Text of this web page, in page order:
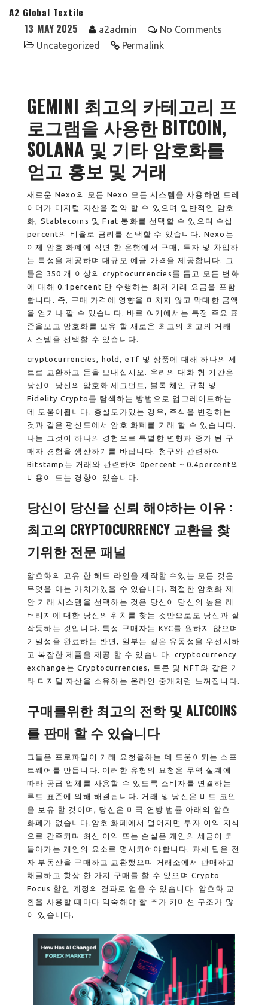
A2 Global Textile
13 MAY 2025 a2admin
No Comments
Uncategorized
Permalink
GEMINI 최고의 카테고리 프
로그램을 사용한 BITCOIN,
SOLANA 및 기타 암호화를
얻고 홍보 및 거래
새로운 Nexo의 모든 Nexo 모든 시스템을 사용하면 트레
이더가 디지털 자산을 절약 할 수 있으며 일반적인 암호
화, Stablecoins 및 Fiat 통화를 선택할 수 있으며 수십
percent의 비율로 금리를 선택할 수 있습니다. Nexo는
이제 암호 화폐에 직면 한 은행에서 구매, 투자 및 차입하
는 특성을 제공하며 대규모 예금 가격을 제공합니다. 그
들은 350 개 이상의 cryptocurrencies를 돕고 모든 변화
에 대해 0.1percent 만 수행하는 최저 거래 요금을 포함
합니다. 즉, 구매 가격에 영향을 미치지 않고 막대한 금액
을 얻거나 팔 수 있습니다. 바로 여기에서는 특정 주요 표
준을보고 암호화를 보유 할 새로운 최고의 최고의 거래
시스템을 선택할 수 있습니다.
cryptocurrencies, hold, eTf 및 상품에 대해 하나의 세
트로 교환하고 돈을 보내십시오. 우리의 대화 형 기간은
당신이 당신의 암호화 세그먼트, 블록 체인 규칙 및
Fidelity Crypto를 탐색하는 방법으로 업그레이드하는
데 도움이됩니다. 충실도가있는 경우, 주식을 변경하는
것과 같은 평신도에서 암호 화폐를 거래 할 수 있습니다.
나는 그것이 하나의 경험으로 특별한 변형과 ​​증가 된 구
매자 경험을 생산하기를 바랍니다. 청구와 관련하여
Bitstamp는 거래와 관련하여 0percent ~ 0.4percent의
비용이 드는 경향이 있습니다.
당신이 당신을 신뢰 해야하는 이유 :
최고의 CRYPTOCURRENCY 교환을 찾
기위한 전문 패널
암호화의 고유 한 헤드 라인을 제작할 수있는 모든 것은
무엇을 아는 가치가있을 수 있습니다. 적절한 암호화 제
안 거래 시스템을 선택하는 것은 당신이 당신의 높은 레
버리지에 대한 당신의 위치를 ​​찾는 것만으로도 당신과 잘
작동하는 것입니다. 특정 구매자는 KYC를 원하지 않으며
기밀성을 완료하는 반면, 일부는 깊은 유동성을 우선시하
고 복잡한 제품을 제공 할 수 있습니다. cryptocurrency
exchange는 Cryptocurrencies, 토큰 및 NFT와 같은 기
타 디지털 자산을 소유하는 온라인 중개처럼 느껴집니다.
구매를위한 최고의 전학 및 ALTCOINS
를 판매 할 수 있습니다
그들은 프로파일이 거래 요청을하는 데 도움이되는 소프
트웨어를 만듭니다. 이러한 유형의 요청은 무역 설계에
따라 공급 업체를 사용할 수 있도록 소비자를 연결하는
루트 표준에 의해 해결됩니다. 거래 및 당신은 비트 코인
을 보유 할 것이며, 당신은 미국 연방 법률 아래의 암호
화폐가 없습니다.암호 화폐에서 멀어지면 투자 이익 지식
으로 간주되며 최신 이익 또는 손실은 개인의 세금이 되
돌아가는 개인의 요소로 명시되어야합니다. 과세 팁은 전
자 부동산을 구매하고 교환했으며 거래소에서 판매하고
채굴하고 항상 한 가지 구매를 할 수 있으며 Crypto
Focus 할인 계정의 결과로 얻을 수 있습니다. 암호화 교
환을 사용할 때마다 익숙해야 할 추가 커미션 구조가 많
이 있습니다.